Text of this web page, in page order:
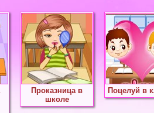
Проказница в
школе
Поцелуй в